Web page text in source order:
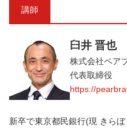
講師
臼井 晋也
株式会社ペア
代表取締役
https://
新卒で東京都民銀行(現 きら